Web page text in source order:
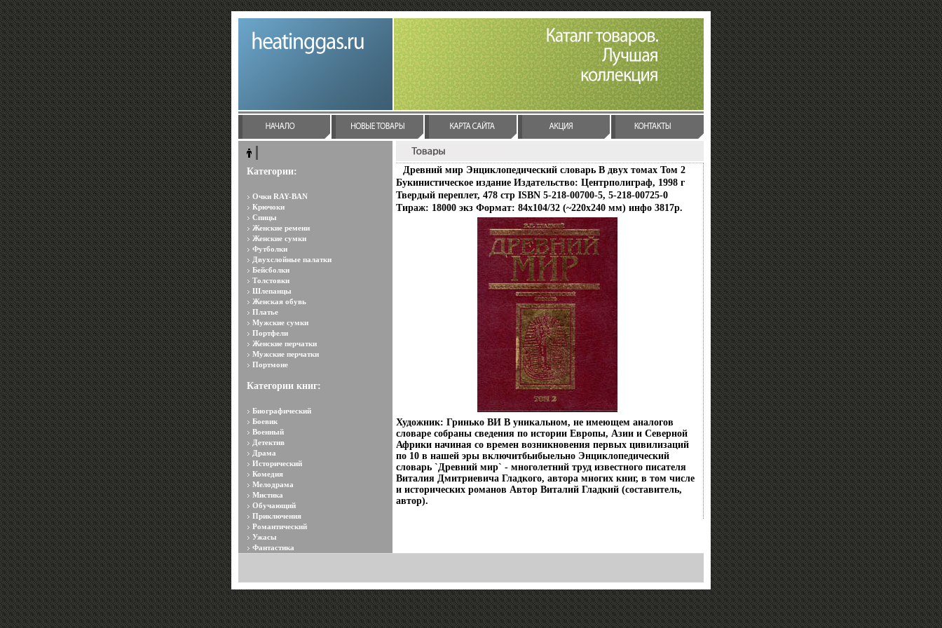
Категории:
Очки RAY-BAN
Крючоки
Спицы
Женские ремени
Женские сумки
Футболки
Двухслойные палатки
Бейсболки
Толстовки
Шлепанцы
Женская обувь
Платье
Мужские сумки
Портфели
Женские перчатки
Мужские перчатки
Портмоне
Категории книг:
Биографический
Боевик
Военный
Детектив
Драма
Исторический
Комедия
Мелодрама
Мистика
Обучающий
Приключения
Романтический
Ужасы
Фантастика
Древний мир Энциклопедический словарь В двух томах Том 2
Букинистическое издание Издательство: Центрполиграф, 1998 г
Твердый переплет, 478 стр ISBN 5-218-00700-5, 5-218-00725-0
Тираж: 18000 экз Формат: 84x104/32 (~220x240 мм) инфо 3817p.
Художник: Гринько ВИ В уникальном, не имеющем аналогов
словаре собраны сведения по истории Европы, Азии и Северной
Африки начиная со времен возникновения первых цивилизаций
по 10 в нашей эры включитбьибыельно Энциклопедический
словарь `Древний мир` - многолетний труд известного писателя
Виталия Дмитриевича Гладкого, автора многих книг, в том числе
и исторических романов Автор Виталий Гладкий (составитель,
автор).